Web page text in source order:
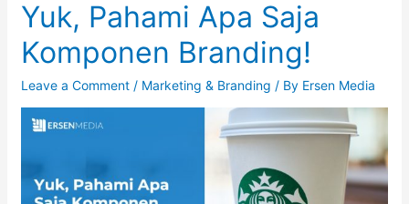
Yuk, Pahami Apa Saja
Komponen Branding!
Leave a Comment / Marketing & Branding / By Ersen Media
Yuk,
Pahami
Apa
Saja
Komponen
Branding!